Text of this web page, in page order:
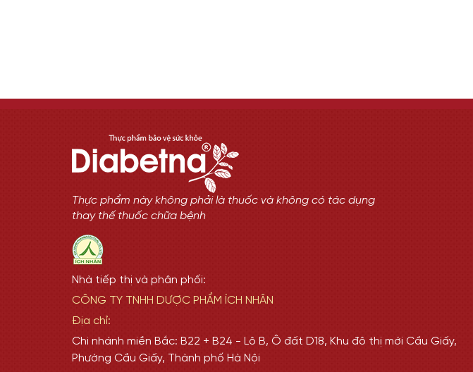
Thực phẩm này không phải là thuốc và không có tác dụng
thay thế thuốc chữa bệnh
Nhà tiếp thị và phân phối:
CÔNG TY TNHH DƯỢC PHẨM ÍCH NHÂN
Địa chỉ:
Chi nhánh miền Bắc: B22 + B24 - Lô B, Ô đất D18, Khu đô thị mới Cầu Giấy,
Phường Cầu Giấy, Thành phố Hà Nội